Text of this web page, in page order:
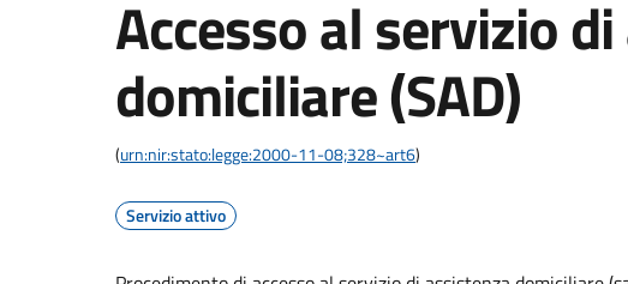
Accesso al servizio
domiciliare (SAD)
(urn:nir:stato:legge:2000-11-08;328~art6)
Servizio attivo